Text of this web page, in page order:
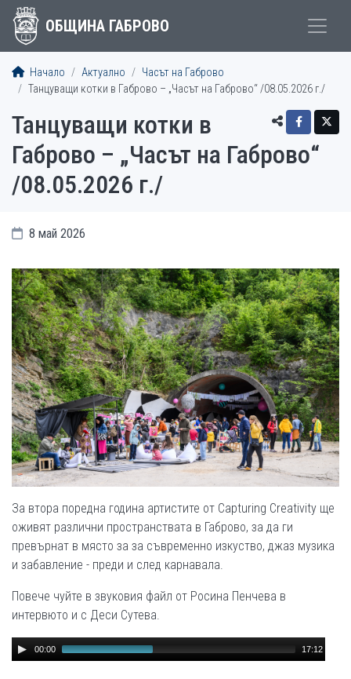
ОБЩИНА ГАБРОВО
Начало Актуално
Часът на Габрово
Танцуващи котки в Габрово – „Часът на Габрово“ /08.05.2026 г./
Танцуващи котки в
Габрово – „Часът на Габрово“
/08.05.2026 г./
8 май 2026
За втора поредна година артистите от Capturing Creativity ще
оживят различни пространствата в Габрово, за да ги
превърнат в място за за съвременно изкуство, джаз музика
и забавление - преди и след карнавала.
Повече чуйте в звуковия файл от Росина Пенчева в
интервюто и с Деси Сутева.
Audio
Player
00:00 17:12